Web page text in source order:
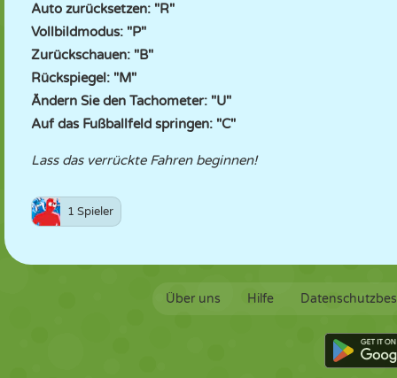
Auto zurücksetzen: "R"
Vollbildmodus: "P"
Zurückschauen: "B"
Rückspiegel: "M"
Ändern Sie den Tachometer: "U"
Auf das Fußballfeld springen: "C"
Lass das verrückte Fahren beginnen!
1 Spieler
Über uns Hilfe